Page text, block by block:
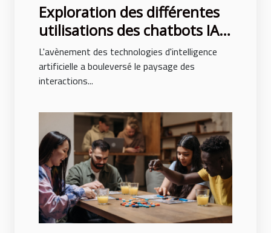
Exploration des différentes
utilisations des chatbots IA
dans les entreprises
L'avènement des technologies d'intelligence
artificielle a bouleversé le paysage des
interactions...